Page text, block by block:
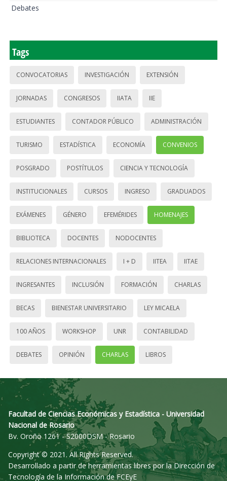
Debates
Tags
CONVOCATORIAS INVESTIGACIÓN EXTENSIÓN
JORNADAS CONGRESOS IIATA IIE
ESTUDIANTES CONTADOR PÚBLICO ADMINISTRACIÓN
TURISMO ESTADÍSTICA ECONOMÍA CONVENIOS
POSGRADO POSTÍTULOS CIENCIA Y TECNOLOGÍA
INSTITUCIONALES CURSOS INGRESO GRADUADOS
EXÁMENES GÉNERO EFEMÉRIDES HOMENAJES
BIBLIOTECA DOCENTES NODOCENTES
RELACIONES INTERNACIONALES I + D IITEA IITAE
INGRESANTES INCLUSIÓN FORMACIÓN CHARLAS
BECAS BIENESTAR UNIVERSITARIO LEY MICAELA
100 AÑOS WORKSHOP UNR CONTABILIDAD
DEBATES OPINIÓN CHARLAS LIBROS
Facultad de Ciencias Económicas y Estadística - Universidad
Nacional de Rosario
Bv. Oroño 1261 - S2000DSM - Rosario
Copyright © 2021. All Rights Reserved.
Desarrollado a partir de herramientas libres por la Dirección de
Tecnología de la Información de FCEyE